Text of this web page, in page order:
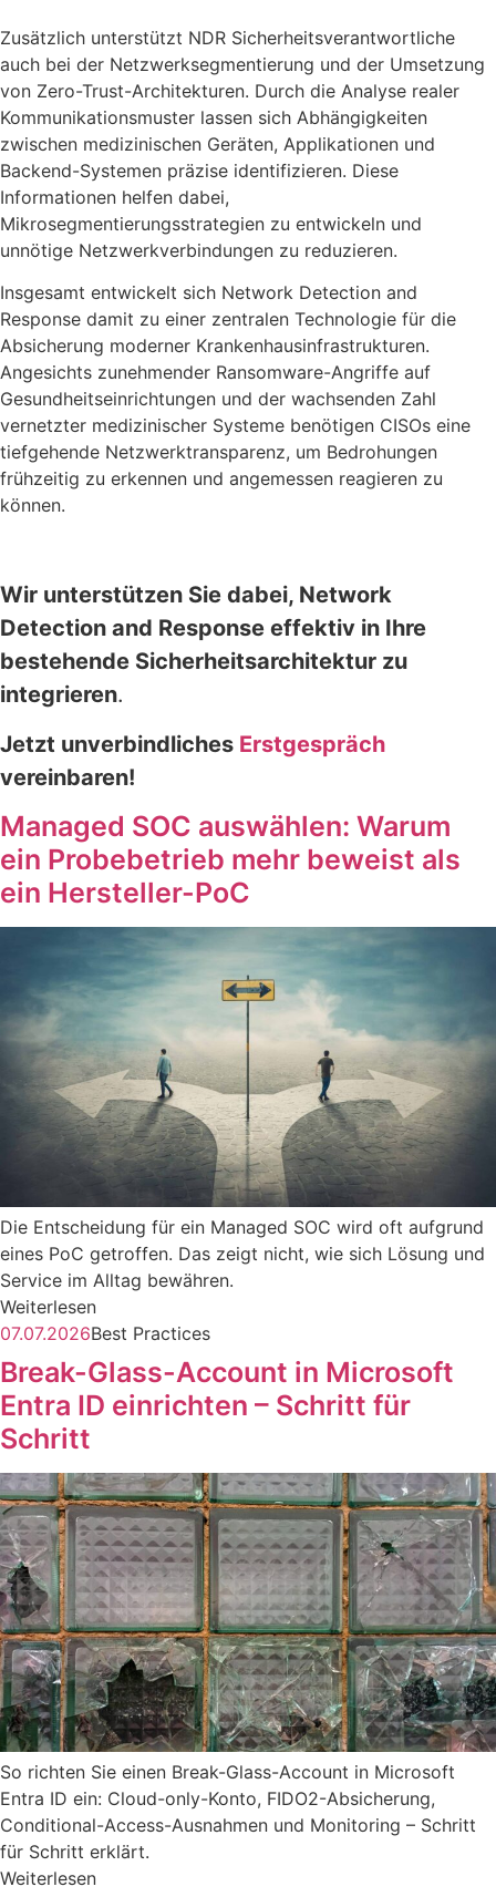
Zusätzlich unterstützt NDR Sicherheitsverantwortliche
auch bei der Netzwerksegmentierung und der Umsetzung
von Zero-Trust-Architekturen. Durch die Analyse realer
Kommunikationsmuster lassen sich Abhängigkeiten
zwischen medizinischen Geräten, Applikationen und
Backend-Systemen präzise identifizieren. Diese
Informationen helfen dabei,
Mikrosegmentierungsstrategien zu entwickeln und
unnötige Netzwerkverbindungen zu reduzieren.
Insgesamt entwickelt sich Network Detection and
Response damit zu einer zentralen Technologie für die
Absicherung moderner Krankenhausinfrastrukturen.
Angesichts zunehmender Ransomware-Angriffe auf
Gesundheitseinrichtungen und der wachsenden Zahl
vernetzter medizinischer Systeme benötigen CISOs eine
tiefgehende Netzwerktransparenz, um Bedrohungen
frühzeitig zu erkennen und angemessen reagieren zu
können.
Wir unterstützen Sie dabei, Network
Detection and Response effektiv in Ihre
bestehende Sicherheitsarchitektur zu
integrieren.
Jetzt unverbindliches Erstgespräch
vereinbaren!
Managed SOC auswählen: Warum
ein Probebetrieb mehr beweist als
ein Hersteller-PoC
Die Entscheidung für ein Managed SOC wird oft aufgrund
eines PoC getroffen. Das zeigt nicht, wie sich Lösung und
Service im Alltag bewähren.
Weiterlesen
07.07.2026Best Practices
Break-Glass-Account in Microsoft
Entra ID einrichten – Schritt für
Schritt
So richten Sie einen Break-Glass-Account in Microsoft
Entra ID ein: Cloud-only-Konto, FIDO2-Absicherung,
Conditional-Access-Ausnahmen und Monitoring – Schritt
für Schritt erklärt.
Weiterlesen